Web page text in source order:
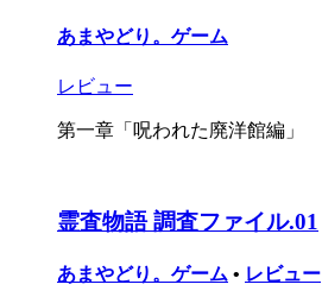
あまやどり。ゲーム
レビュー
第一章「呪われた廃洋館編」
霊査物語 調査ファイル.01
あまやどり。ゲーム • レビュー